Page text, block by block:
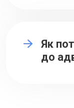
Як
до